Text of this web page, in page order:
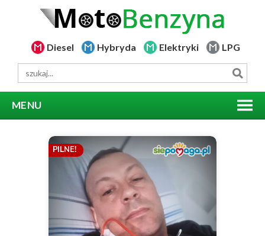
Diesel Hybryda Elektryki LPG
MENU